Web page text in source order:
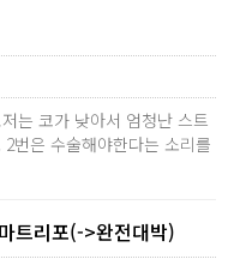
는 코가 낮아서 엄청난 스트
번은 수술해야한다는 소리를
트리포(->완전대박)